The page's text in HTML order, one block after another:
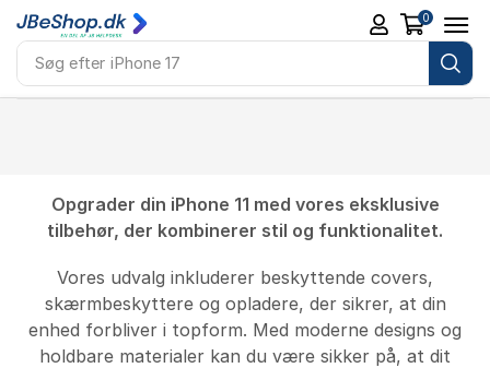
Søg efter iPhone 17
0
Opgrader din iPhone 11 med vores eksklusive
tilbehør, der kombinerer stil og funktionalitet.
Vores udvalg inkluderer beskyttende covers,
skærmbeskyttere og opladere, der sikrer, at din
enhed forbliver i topform. Med moderne designs og
holdbare materialer kan du være sikker på, at dit